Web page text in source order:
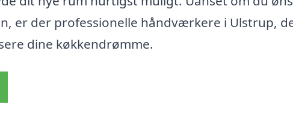
er der professionelle håndværkere i Ulstrup,
dine køkkendrømme.